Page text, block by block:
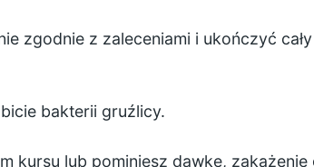
zgodnie z zaleceniami i ukończyć
bakterii gruźlicy.
kursu lub pominiesz dawkę, zakażenie